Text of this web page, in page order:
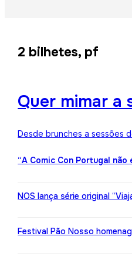
2 bilhetes, pf
Quer mimar a
Desde brunches a sessões
“A Comic Con Portugal
NOS lança série original
Festival Pão Nosso